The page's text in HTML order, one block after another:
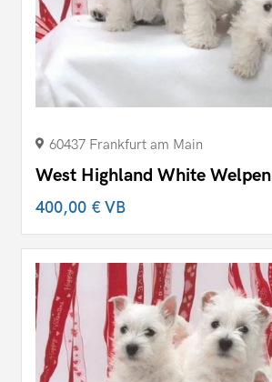
60437 Frankfurt am Main
West Highland White Welpen
400,00 €VB